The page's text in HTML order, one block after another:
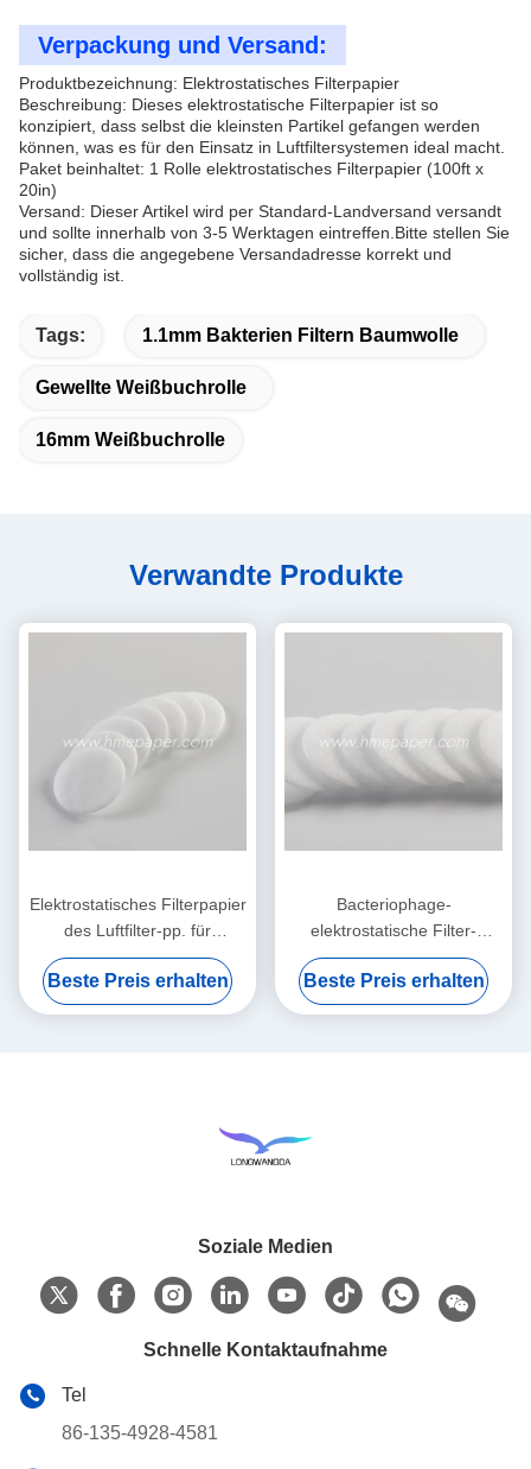
Verpackung und Versand:
Produktbezeichnung: Elektrostatisches Filterpapier
Beschreibung: Dieses elektrostatische Filterpapier ist so
konzipiert, dass selbst die kleinsten Partikel gefangen werden
können, was es für den Einsatz in Luftfiltersystemen ideal macht.
Paket beinhaltet: 1 Rolle elektrostatisches Filterpapier (100ft x
20in)
Versand: Dieser Artikel wird per Standard-Landversand versandt
und sollte innerhalb von 3-5 Werktagen eintreffen.Bitte stellen Sie
sicher, dass die angegebene Versandadresse korrekt und
vollständig ist.
Tags: 1.1mm Bakterien Filtern Baumwolle
Gewellte Weißbuchrolle
16mm Weißbuchrolle
Verwandte Produkte
Elektrostatisches Filterpapier
des Luftfilter-pp. für
HME/HMEF
Beste Preis erhalten
Bacteriophage-
elektrostatische Filter-
Baumwollrunde HME HMEF
Beste Preis erhalten
Soziale Medien
Schnelle Kontaktaufnahme
Tel
86-135-4928-4581